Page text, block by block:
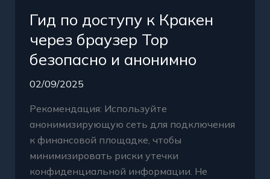
Гид по доступу к Кракен
через браузер Тор
безопасно и анонимно
02/09/2025
Рекомендация: Используйте
анонимизирующую сеть для подключения
к финансовой площадке, чтобы
минимизировать риски утечки
конфиденциальной информации. Не